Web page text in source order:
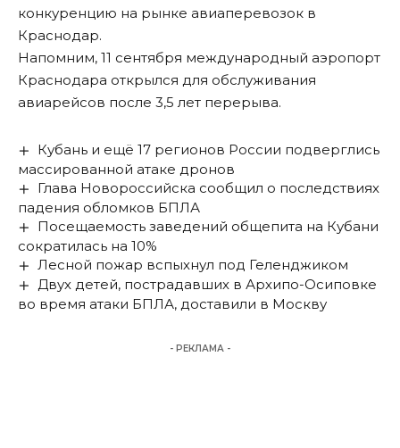
конкуренцию на рынке авиаперевозок в
Краснодар.
Напомним, 11 сентября международный аэропорт
Краснодара открылся для обслуживания
авиарейсов после 3,5 лет перерыва.
Кубань и ещё 17 регионов России подверглись
массированной атаке дронов
Глава Новороссийска сообщил о последствиях
падения обломков БПЛА
Посещаемость заведений общепита на Кубани
сократилась на 10%
Лесной пожар вспыхнул под Геленджиком
Двух детей, пострадавших в Архипо-Осиповке
во время атаки БПЛА, доставили в Москву
- РЕКЛАМА -